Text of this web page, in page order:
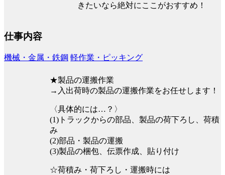
きたいなら絶対にここがおすすめ！
仕事内容
機械・金属・鉄鋼 軽作業・ピッキング
★製品の運搬作業
→入出荷時の製品の運搬作業をお任せします！
〈具体的には…？〉
(1)トラックからの部品、製品の荷下ろし、荷積
み
(2)部品・製品の運搬
(3)製品の梱包、伝票作成、貼り付け
☆荷積み・荷下ろし・運搬時には